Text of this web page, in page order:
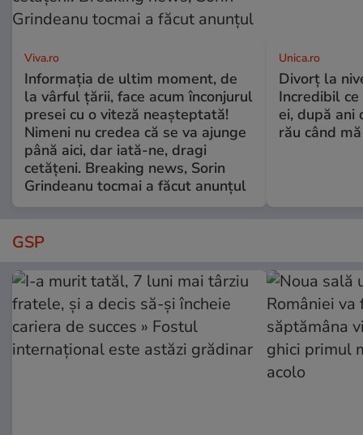
Viva.ro
Informația de ultim moment, de
la vârful țării, face acum înconjurul
presei cu o viteză neașteptată!
Nimeni nu credea că se va ajunge
până aici, dar iată-ne, dragi
cetățeni. Breaking news, Sorin
Grindeanu tocmai a făcut anunțul
Unica.ro
Divorț la
Incredibil
ei, după ani
rău când
GSP